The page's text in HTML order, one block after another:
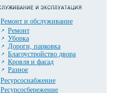
Ремонт и обслуживание
Ремонт
Уборка
Дороги, парковка
Благоустройство двора
Кровля и фасад
Разное
Ресурсоснабжение
Ресурсосбережение